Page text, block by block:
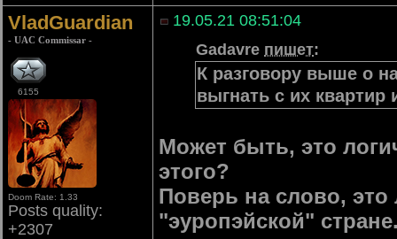
VladGuardian
- UAC Commissar -
6155
Doom Rate: 1.33
Posts quality:
+2307
19.05.21 08:51:04
Gadavre пишет:
К разговору выше о
выгнать с их квартир
Может быть, это
этого?
Поверь на слово, это
"эуропэйской"